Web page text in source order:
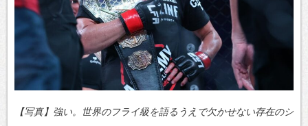
【写真】強い。世界のフライ級を語るうえで欠かせない存在のシ